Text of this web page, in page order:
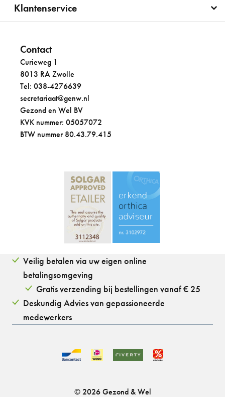
Klantenservice
Contact
Curieweg 1
8013 RA Zwolle
Tel: 038-4276639
secretariaat@genw.nl
Gezond en Wel BV
KVK nummer: 05057072
BTW nummer 80.43.79.415
Veilig betalen via uw eigen online
betalingsomgeving
Gratis verzending bij bestellingen vanaf € 25
Deskundig Advies van gepassioneerde
medewerkers
© 2026 Gezond & Wel